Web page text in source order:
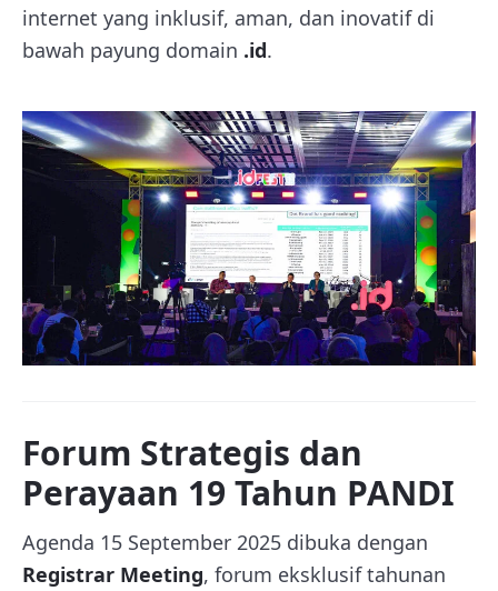
internet yang inklusif, aman, dan inovatif di
bawah payung domain .id.
Forum Strategis dan
Perayaan 19 Tahun PANDI
Agenda 15 September 2025 dibuka dengan
Registrar Meeting, forum eksklusif tahunan